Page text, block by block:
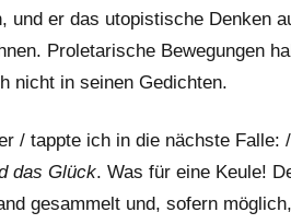
und er das utopistische Denken
Proletarische Bewegungen
nicht in seinen Gedichten.
/ tappte ich in die nächste Falle:
das Glück. Was für eine Keule!
gesammelt und, sofern